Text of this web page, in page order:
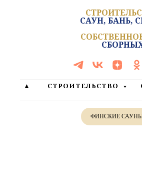
САУН, БАНЬ,
▲ СТРОИТЕЛЬСТВО
ФИНСКИЕ